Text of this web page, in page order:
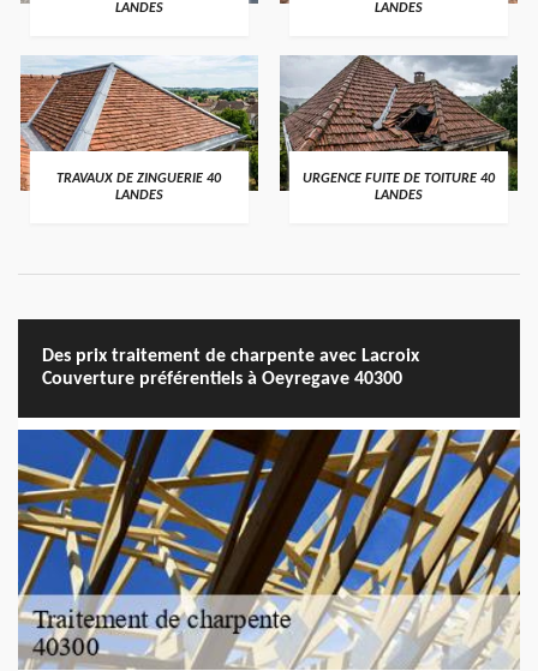
LANDES
LANDES
TRAVAUX DE ZINGUERIE 40
LANDES
URGENCE FUITE DE TOITURE 40
LANDES
Des prix traitement de charpente avec Lacroix
Couverture préférentiels à Oeyregave 40300